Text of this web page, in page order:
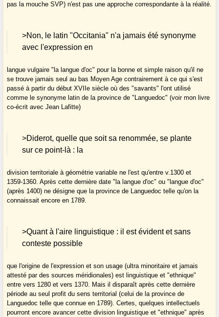
pas la mouche SVP) n'est pas une approche correspondante à la réalité.
>Non, le latin "Occitania" n'a jamais été synonyme
avec l'expression en
langue vulgaire "la langue d'oc" pour la bonne et simple raison qu'il ne
se trouve jamais seul au bas Moyen Age contrairement à ce qui s'est
passé à partir du début XVIIe siècle où des "savants" l'ont utilisé
comme le synonyme latin de la province de "Languedoc" (voir mon livre
co-écrit avec Jean Lafitte)
>Diderot, quelle que soit sa renommée, se plante
sur ce point-là : la
division territoriale à géométrie variable ne l'est qu'entre v.1300 et
1359-1360. Après cette dernière date "la langue d'oc" ou "langue d'oc"
(après 1400) ne désigne que la province de Languedoc telle qu'on la
connaissait encore en 1789.
>Quant à l'aire linguistique : il est évident et sans
conteste possible
que l'origine de l'expression et son usage (ultra minoritaire et jamais
attesté par des sources méridionales) est linguistique et "ethnique"
entre vers 1280 et vers 1370. Mais il disparaît après cette dernière
période au seul profit du sens territorial (celui de la province de
Languedoc telle que connue en 1789). Certes, quelques intellectuels
pourront encore avancer cette division linguistique et "ethnique" après